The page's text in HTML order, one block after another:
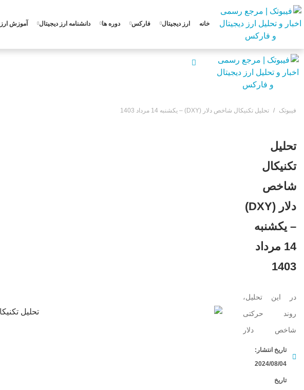
خانه ارز دیجیتال فارکس دوره ها دانشنامه ارز دیجیتال آموزش ارز
فیبوتک تحلیل تکنیکال شاخص دلار (DXY) – یکشنبه 14 مرداد 1403
تحلیل
تکنیکال
شاخص
دلار (DXY)
– یکشنبه
14 مرداد
1403
در این تحلیل،
روند حرکتی
شاخص دلار
(DXY) در دو تایم
فریم مختلف،
تاریخ انتشار:
2024/08/04
تاریخ